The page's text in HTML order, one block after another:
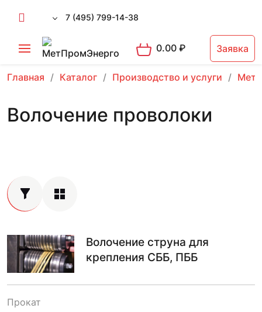
7 (495) 799-14-38
0.00₽ Заявка
Главная Каталог Производство и услуги
Волочение проволоки
Волочение струна для
крепления СББ, ПББ
Прокат